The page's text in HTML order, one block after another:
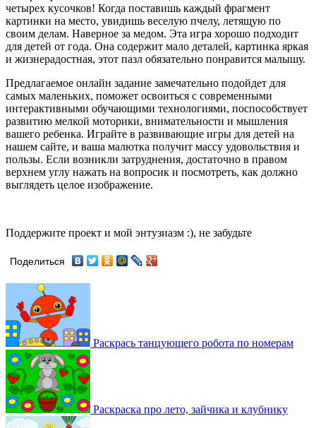
четырех кусочков! Когда поставишь каждый фрагмент
картинки на место, увидишь веселую пчелу, летящую по
своим делам. Наверное за медом. Эта игра хорошо подходит
для детей от года. Она содержит мало деталей, картинка яркая
и жизнерадостная, этот пазл обязательно понравится малышу.
Предлагаемое онлайн задание замечательно подойдет для
самых маленьких, поможет освоиться с современными
интерактивными обучающими технологиями, поспособствует
развитию мелкой моторики, внимательности и мышления
вашего ребенка. Играйте в развивающие игры для детей на
нашем сайте, и ваша малютка получит массу удовольствия и
пользы. Если возникли затруднения, достаточно в правом
верхнем углу нажать на вопросик и посмотреть, как должно
выглядеть целое изображение.
Поддержите проект и мой энтузиазм :), не забудьте
Поделиться
Раскрась танцующего робота по номерам
Раскраска про лето, зайчика и клубнику